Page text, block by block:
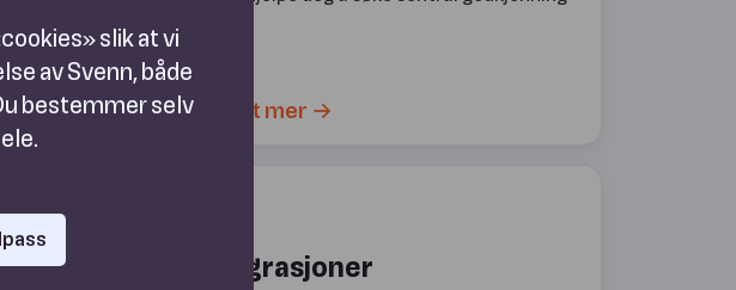
på
Finn ut mer →
Integrasjoner
slik at vi
av Svenn, både
bestemmer selv